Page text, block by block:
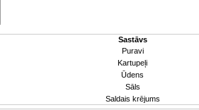
Sastāvs
Puravi
Kartupeļi
Ūdens
Sāls
Saldais krējums